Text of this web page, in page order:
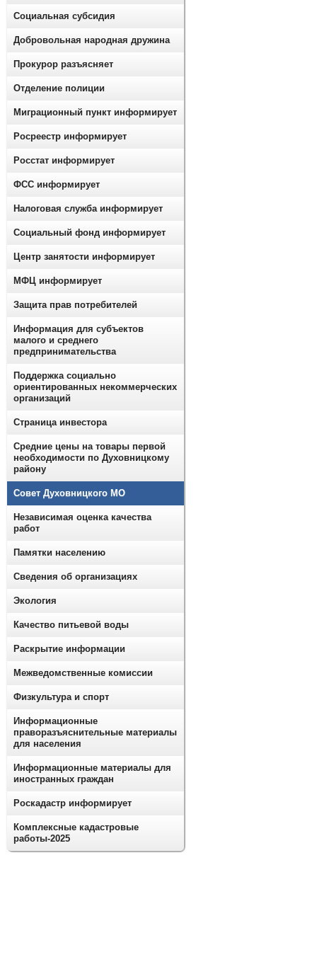
Социальная субсидия
Добровольная народная дружина
Прокурор разъясняет
Отделение полиции
Миграционный пункт информирует
Росреестр информирует
Росстат информирует
ФСС информирует
Налоговая служба информирует
Социальный фонд информирует
Центр занятости информирует
МФЦ информирует
Защита прав потребителей
Информация для субъектов
малого и среднего
предпринимательства
Поддержка социально
ориентированных некоммерческих
организаций
Страница инвестора
Средние цены на товары первой
необходимости по Духовницкому
району
Совет Духовницкого МО
Независимая оценка качества
работ
Памятки населению
Сведения об организациях
Экология
Качество питьевой воды
Раскрытие информации
Межведомственные комиссии
Физкультура и спорт
Информационные
праворазъяснительные материалы
для населения
Информационные материалы для
иностранных граждан
Роскадастр информирует
Комплексные кадастровые
работы-2025